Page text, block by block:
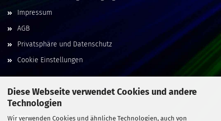
Diese Webseite verwendet Cookies und andere
Technologien
Wir verwenden Cookies und ähnliche Technologien, auch von
Impressum
AGB
Privatsphäre und Datenschutz
Cookie Einstellungen
Social Media